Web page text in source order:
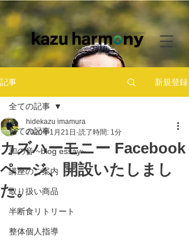
記事 新規登録
全ての記事
和の音 ~blog essay~
講座のご案内
取り扱い商品
半断食リトリート
整体個人指導
全ての記事
カズハーモニー Facebook
ページ、開設いたしまし
た。
hidekazu imamura
2020年1月21日 読了時間: 1分